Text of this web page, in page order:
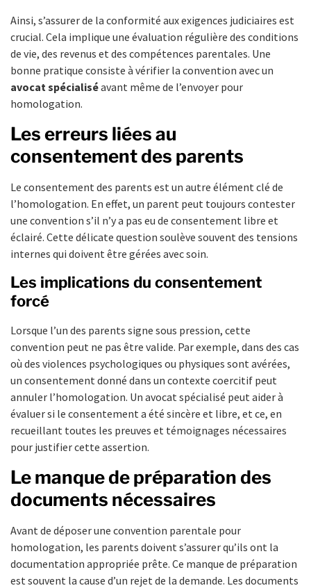
Ainsi, s’assurer de la conformité aux exigences judiciaires est
crucial. Cela implique une évaluation régulière des conditions
de vie, des revenus et des compétences parentales. Une
bonne pratique consiste à vérifier la convention avec un
avocat spécialiséavant même de l’envoyer pour
homologation.
Les erreurs liées au
consentement des parents
Le consentement des parents est un autre élément clé de
l’homologation. En effet, un parent peut toujours contester
une convention s’il n’y a pas eu de consentement libre et
éclairé. Cette délicate question soulève souvent des tensions
internes qui doivent être gérées avec soin.
Les implications du consentement
forcé
Lorsque l’un des parents signe sous pression, cette
convention peut ne pas être valide. Par exemple, dans des cas
où des violences psychologiques ou physiques sont avérées,
un consentement donné dans un contexte coercitif peut
annuler l’homologation. Un avocat spécialisé peut aider à
évaluer si le consentement a été sincère et libre, et ce, en
recueillant toutes les preuves et témoignages nécessaires
pour justifier cette assertion.
Le manque de préparation des
documents nécessaires
Avant de déposer une convention parentale pour
homologation, les parents doivent s’assurer qu’ils ont la
documentation appropriée prête. Ce manque de préparation
est souvent la cause d’un rejet de la demande. Les documents